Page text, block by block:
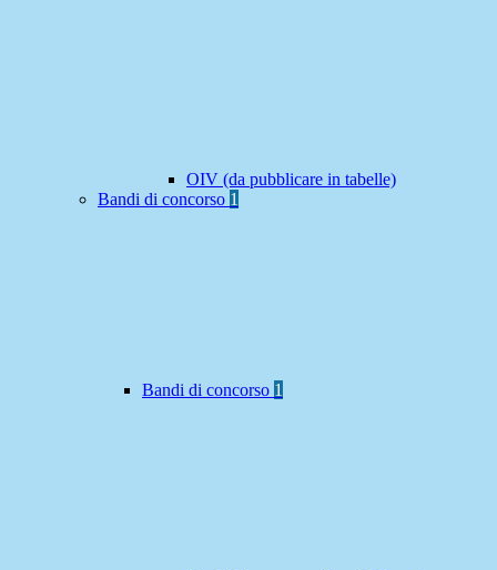
OIV (da pubblicare in tabelle)
Bandi di concorso 1
Bandi di concorso 1